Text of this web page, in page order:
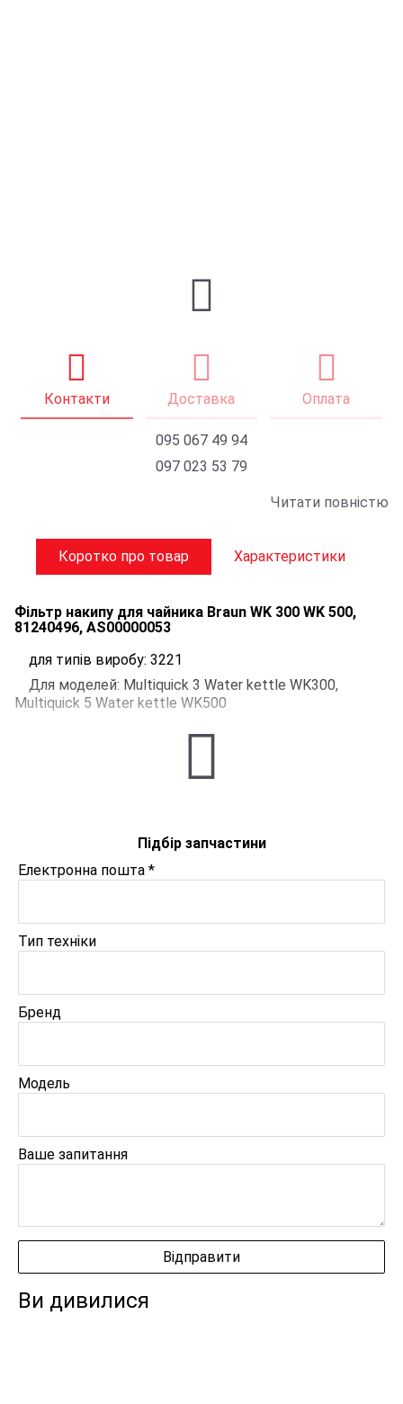
Контакти Доставка Оплата
095 067 49 94
097 023 53 79
Читати повністю
Коротко про товар Характеристики
Фільтр накипу для чайника Braun WK 300 WK 500,
81240496, AS00000053
для типів виробу: 3221
Для моделей: Multiquick 3 Water kettle WK300,
Multiquick 5 Water kettle WK500
Підбір запчастини
Електронна пошта *
Тип техніки
Бренд
Модель
Ваше запитання
Ви дивилися